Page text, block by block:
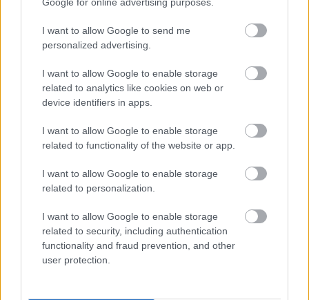
I want to allow Google to send me
personalized advertising.
I want to allow Google to enable storage
related to analytics like cookies on web or
device identifiers in apps.
I want to allow Google to enable storage
related to functionality of the website or app.
I want to allow Google to enable storage
related to personalization.
I want to allow Google to enable storage
related to security, including authentication
functionality and fraud prevention, and other
user protection.
Ευαγγελία ταρασουλεα
Χαρά αμολοχιτη
Έφη Δεληγιάννη
Δημήτρης Κοκκίνης
Μαριλενα αδαμοπουλου